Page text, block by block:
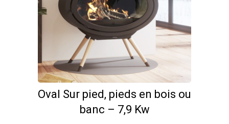
Oval Sur pied, pieds en bois ou
banc – 7,9 Kw